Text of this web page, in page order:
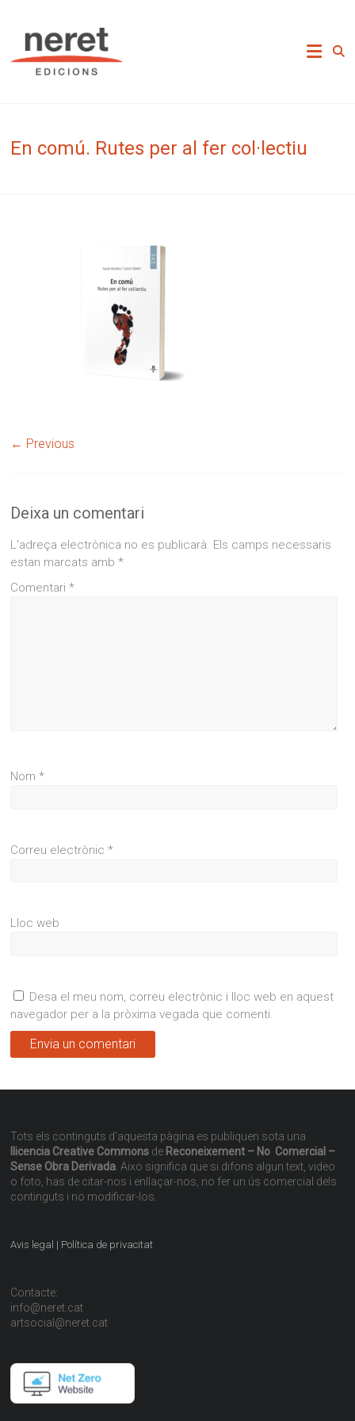
content
Neret Edicions
En comú. Rutes per al fer col·lectiu
← Previous
Deixa un comentari
L'adreça electrònica no es publicarà. Els camps necessaris
estan marcats amb*
Comentari*
Nom*
Correu electrònic*
Lloc web
Desa el meu nom, correu electrònic i lloc web en aquest
navegador per a la pròxima vegada que comenti.
Tots els continguts d’aquesta pàgina es publiquen sota una
llicencia Creative Commons de Reconeixement – No Comercial –
Sense Obra Derivada . Aixo significa que si difons algun text, video
o foto, has de citar-nos i enllaçar-nos, no fer un ús comercial dels
continguts i no modificar-los.
Avis legal | Política de privacitat
Contacte:
info@neret.cat
artsocial@neret.cat